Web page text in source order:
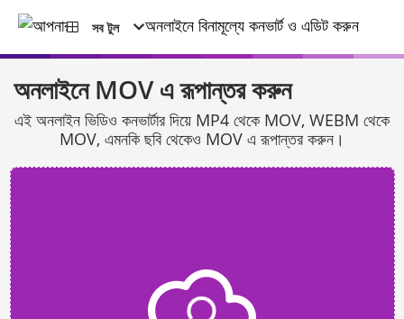
সব টুল
অনলাইনে MOV এ রূপান্তর করুন
এই অনলাইন ভিডিও কনভার্টার দিয়ে MP4 থেকে MOV, WEBM থেকে
MOV, এমনকি ছবি থেকেও MOV এ রূপান্তর করুন।